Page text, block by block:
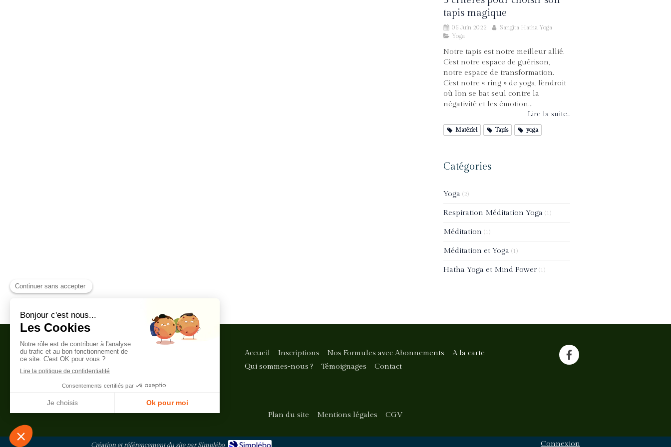
tapis magique
06 Juin 2022
Sangita Hatha Yoga
Yoga
Notre tapis est notre meilleur allié.
C’est notre espace de guérison,
notre espace de transformation.
C’est notre « ring » de yoga, l’endroit
où l’on se bat seul contre la
négativité et les émotion...
Lire la suite...
Matériel Tapis yoga
Catégories
Yoga (2)
Respiration Méditation Yoga (1)
Méditation (1)
Méditation et Yoga (1)
Hatha Yoga et Mind Power (1)
CARIBBEAN YOGA
SCHOOL
Accueil Inscriptions Nos Formules avec Abonnements
A la carte
Qui sommes-nous ?
Témoignages Contact
Plan du site Mentions légales CGV
Création et référencement du site par Simplébo Connexion